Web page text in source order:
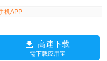
机APP
高速下载
需下载应用宝